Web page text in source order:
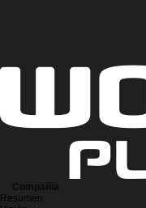
Compañia
Resumen